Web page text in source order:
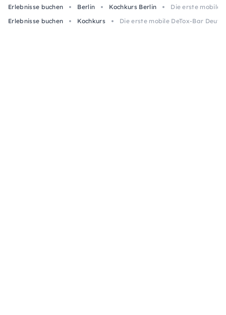
Erlebnisse buchen Berlin Kochkurs Berlin
Die erste mobile
Erlebnisse buchen
Kochkurs Die erste mobile DeTox-Bar